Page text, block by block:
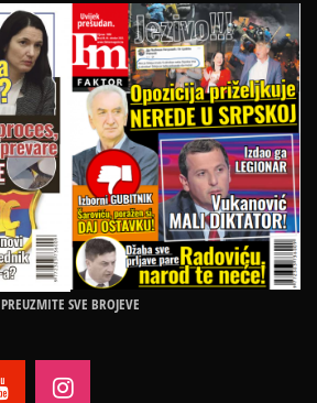
PREUZMITE SVE BROJEVE